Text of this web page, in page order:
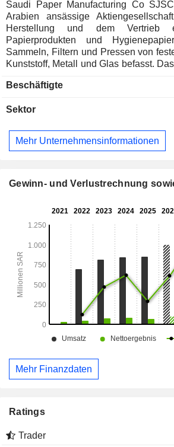
Saudi Paper Manufacturing Co
Arabien ansässige
Herstellung und dem Vertrieb
Papierprodukten und
Sammeln, Filtern und Pressen von
Kunststoff, Metall und Glas befasst.
Excellence, Mouchoir, Zaman, City,
dem internationalen Markt tätig. Das
hundertprozentigen
Vereinigten Arabischen Emiraten,
die Al Madar Paper Trading
einige zu nennen.
Beschäftigte
Sektor
Mehr Unternehmensinformationen
Gewinn- und Verlustrechnung
Mehr Finanzdaten
Ratings
Trader